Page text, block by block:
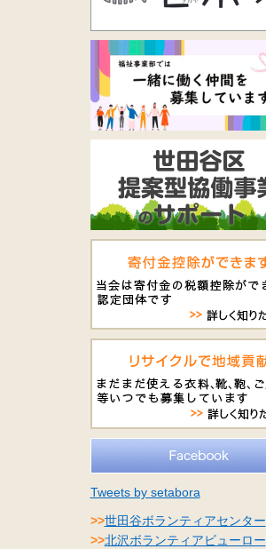
Tweets by setabora
>>世田谷ボランティアセンター
>>北沢ボランティアビューロー